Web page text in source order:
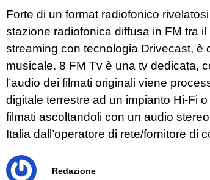
Forte di un format radiofonico
stazione radiofonica diffusa in FM tra
streaming con tecnologia Drivecast, è
musicale. 8 FM Tv è una tv dedicata,
l’audio dei filmati originali viene
digitale terrestre ad un impianto Hi-Fi
filmati ascoltandoli con un audio
Italia dall’operatore di rete/fornitore di
Redazione